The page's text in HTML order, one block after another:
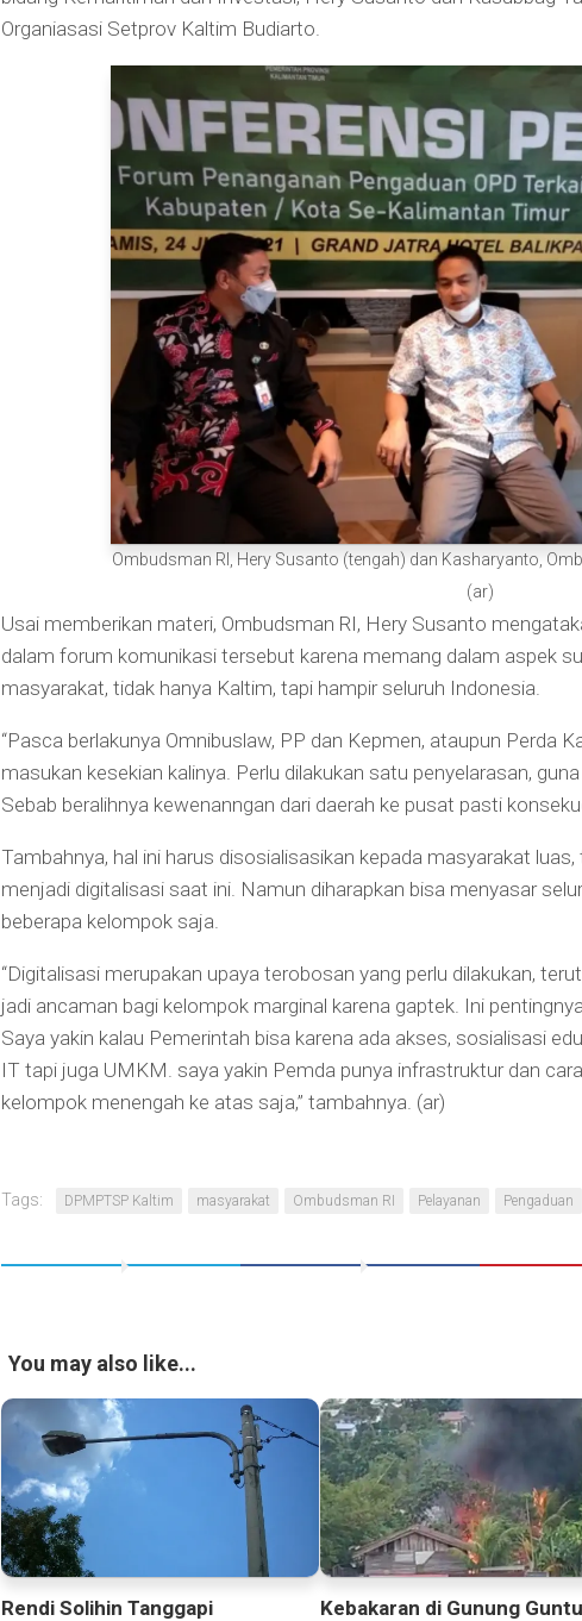
Organiasasi Setprov Kaltim Budiarto.
Ombudsman RI, Hery Susanto (tengah) dan Kasharyanto,
(ar)
Usai memberikan materi, Ombudsman RI, Hery Susanto
dalam forum komunikasi tersebut karena memang dalam aspek
masyarakat, tidak hanya Kaltim, tapi hampir seluruh Indonesia.
“Pasca berlakunya Omnibuslaw, PP dan Kepmen, ataupun Perda
masukan kesekian kalinya. Perlu dilakukan satu penyelarasan,
Sebab beralihnya kewenanngan dari daerah ke pusat pasti
Tambahnya, hal ini harus disosialisasikan kepada masyarakat
menjadi digitalisasi saat ini. Namun diharapkan bisa menyasar
beberapa kelompok saja.
“Digitalisasi merupakan upaya terobosan yang perlu dilakukan,
jadi ancaman bagi kelompok marginal karena gaptek. Ini
Saya yakin kalau Pemerintah bisa karena ada akses, sosialisasi
IT tapi juga UMKM. saya yakin Pemda punya infrastruktur dan
kelompok menengah ke atas saja,” tambahnya. (ar)
Tags: DPMPTSP Kaltim masyarakat Ombudsman RI Pelayanan Pengaduan
You may also like...
Rendi Solihin Tanggapi Kebakaran di Gunung